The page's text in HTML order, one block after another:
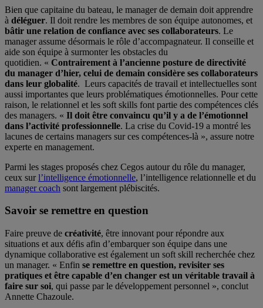
Bien que capitaine du bateau, le manager de demain doit apprendre
à déléguer. Il doit rendre les membres de son équipe autonomes, et
bâtir une relation de confiance avec ses collaborateurs. Le
manager assume désormais le rôle d’accompagnateur. Il conseille et
aide son équipe à surmonter les obstacles du
quotidien. « Contrairement à l’ancienne posture de directivité
du manager d’hier, celui de demain considère ses collaborateurs
dans leur globalité. Leurs capacités de travail et intellectuelles sont
aussi importantes que leurs problématiques émotionnelles. Pour cette
raison, le relationnel et les soft skills font partie des compétences clés
des managers. « Il doit être convaincu qu’il y a de l’émotionnel
dans l’activité professionnelle. La crise du Covid-19 a montré les
lacunes de certains managers sur ces compétences-là », assure notre
experte en management.
Parmi les stages proposés chez Cegos autour du rôle du manager,
ceux surl’intelligence émotionnelle, l’intelligence relationnelle et du
manager coach sont largement plébiscités.
Savoir se remettre en question
Faire preuve de créativité, être innovant pour répondre aux
situations et aux défis afin d’embarquer son équipe dans une
dynamique collaborative est également un soft skill recherchée chez
un manager. « Enfin se remettre en question, revisiter ses
pratiques et être capable d’en changer est un véritable travail à
faire sur soi, qui passe par le développement personnel », conclut
Annette Chazoule.